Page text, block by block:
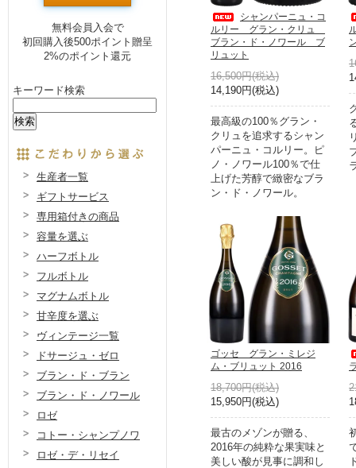
シャンパーニュ・コ
ルリー グラン・クリュ
ブラン・ド・ノワール ブ
リュット
16,500円(税込)
14,190円(税込)
最高級の100％グラン・
クリュを追求するシャン
パーニュ・コルリー。ピ
ノ・ノワール100％で仕
上げた芳醇で緻密なブラ
ン・ド・ノワール。
ゴッセ グラン・ミレジ
ム・ブリュット 2016
18,700円(税込)
15,950円(税込)
最古のメゾンが贈る、
2016年の純粋な果実味と
美しい酸が見事に調和し
無料会員入会で
初回購入後500ポイント贈呈
2%のポイント還元
キーワード検索
生産者一覧
ギフトサービス
専用箱付きの商品
容量を選ぶ
ハーフボトル
フルボトル
マグナムボトル
甘辛度を選ぶ
ヴィンテージ一覧
ドサージュ・ゼロ
ブラン・ド・ブラン
ブラン・ド・ノワール
ロゼ
コトー・シャンプノワ
ロゼ・デ・リセイ